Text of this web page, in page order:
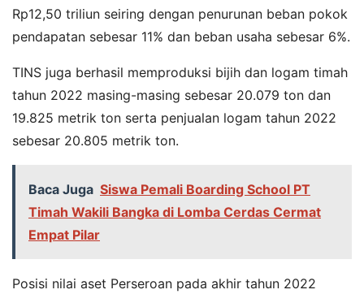
Rp12,50 triliun seiring dengan penurunan beban pokok
pendapatan sebesar 11% dan beban usaha sebesar 6%.
TINS juga berhasil memproduksi bijih dan logam timah
tahun 2022 masing-masing sebesar 20.079 ton dan
19.825 metrik ton serta penjualan logam tahun 2022
sebesar 20.805 metrik ton.
Baca Juga Siswa Pemali Boarding School PT
Timah Wakili Bangka di Lomba Cerdas Cermat
Empat Pilar
Posisi nilai aset Perseroan pada akhir tahun 2022